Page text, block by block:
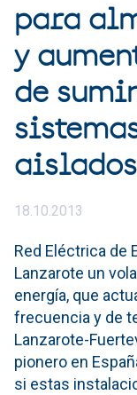
para
y
de
aislados
18.10.2013
Red Eléctrica de
Lanzarote un
energía, que
frecuencia y de
Lanzarote-
pionero en
si estas